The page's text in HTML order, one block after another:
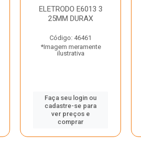
ELETRODO E6013 3
25MM DURAX
Código: 46461
*Imagem meramente
ilustrativa
Faça seu login ou
cadastre-se para
ver preços e
comprar